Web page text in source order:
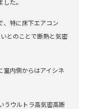
た。
、特に床下エアコン
とのことで断熱と気密
室内側からはアイシネ
うウルトラ高気密高断